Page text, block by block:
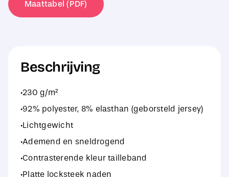
Maattabel (PDF)
Beschrijving
·230 g/m²
·92% polyester, 8% elasthan (geborsteld jersey)
·Lichtgewicht
·Ademend en sneldrogend
·Contrasterende kleur tailleband
·Platte locksteek naden